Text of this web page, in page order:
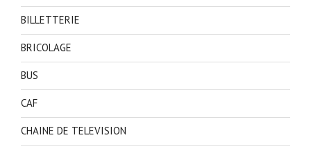
BILLETTERIE
BRICOLAGE
BUS
CAF
CHAINE DE TELEVISION